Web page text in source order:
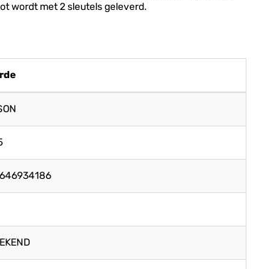
wordt met 2 sleutels geleverd.